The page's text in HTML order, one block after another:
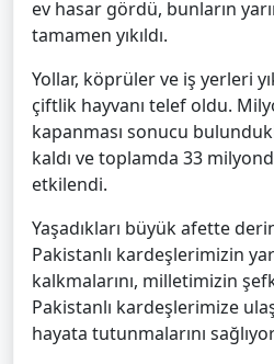
ev hasar gördü, bunların
tamamen yıkıldı.
Yollar, köprüler ve iş yerleri
çiftlik hayvanı telef oldu.
kapanması sonucu
kaldı ve toplamda 33
etkilendi.
Yaşadıkları büyük afette
Pakistanlı kardeşlerimizin
kalkmalarını, milletimizin
Pakistanlı kardeşlerimize
hayata tutunmalarını